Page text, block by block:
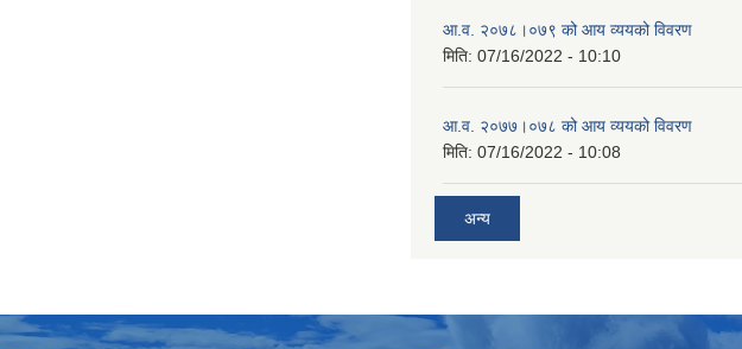
आ.व. २०७८।०७९ को आय व्ययको विवरण
मिति: 07/16/2022 - 10:10
आ.व. २०७७।०७८ को आय व्ययको विवरण
मिति: 07/16/2022 - 10:08
अन्य